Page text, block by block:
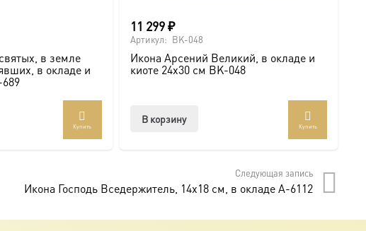
в земле
в окладе и
Купить
11 299₽
Артикул: BK-048
Икона Арсений Великий, в окладе и
киоте 24х30 см BK-048
В корзину
Купить
Следующая запись
Икона Господь Вседержитель, 14х18 см, в окладе A-6112